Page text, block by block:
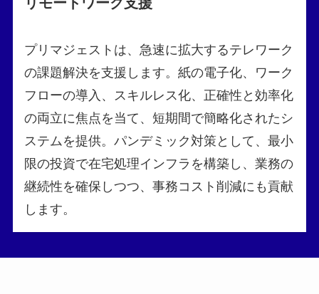
プリマジェストは、急速に拡大するテレワーク
の課題解決を支援します。紙の電子化、ワーク
フローの導入、スキルレス化、正確性と効率化
の両立に焦点を当て、短期間で簡略化されたシ
ステムを提供。パンデミック対策として、最小
限の投資で在宅処理インフラを構築し、業務の
継続性を確保しつつ、事務コスト削減にも貢献
します。